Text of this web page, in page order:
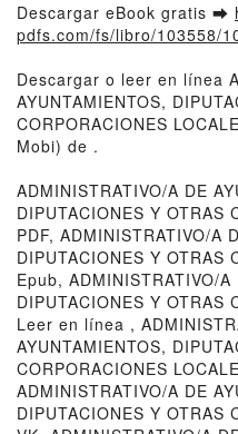
Descargar eBook gratis ➡
pdfs.com/fs/libro/103558/
Descargar o leer en línea
AYUNTAMIENTOS,
CORPORACIONES
Mobi) de .
ADMINISTRATIVO/A DE
DIPUTACIONES Y OTRAS
PDF, ADMINISTRATIVO/A
DIPUTACIONES Y OTRAS
Epub, ADMINISTRATIVO/A
DIPUTACIONES Y OTRAS
Leer en línea ,
AYUNTAMIENTOS,
CORPORACIONES
ADMINISTRATIVO/A DE
DIPUTACIONES Y OTRAS